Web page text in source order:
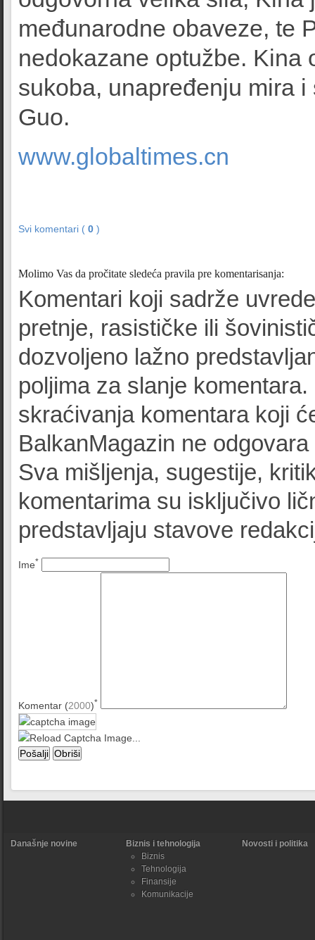
međunarodne obaveze, te
nedokazane optužbe. Kina
sukoba, unapređenju mira
Guo.
www.globaltimes.cn
Svi komentari ( 0 )
Molimo Vas da pročitate sledeća pravila pre komentarisanja:
Komentari koji sadrže
pretnje, rasističke ili
dozvoljeno lažno
poljima za slanje
skraćivanja komentara koji
BalkanMagazin ne
Sva mišljenja, sugestije,
komentarima su isključivo
predstavljaju stavove
Ime*
Komentar (2000)*
Današnje novine
Biznis i tehnologija
Biznis
Tehnologija
Finansije
Komunikacije
Novosti i politika